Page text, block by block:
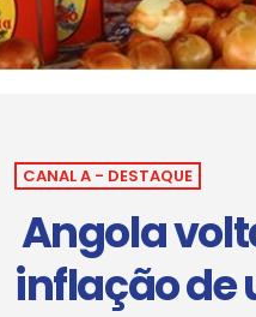
CANAL A - DESTAQUE
Angola
inflação de